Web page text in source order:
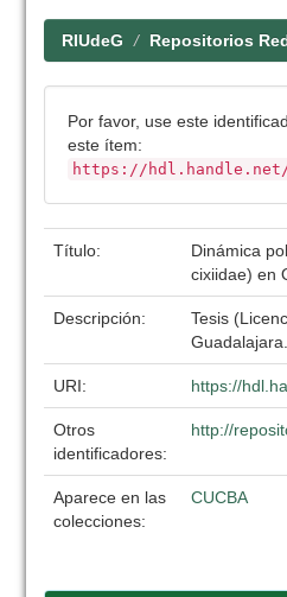
RIUdeG Repositorios
Por favor, use este
este ítem:
https://hdl.handle.net/
Título:
Dinámica
cixiidae) en
Descripción:
Tesis
URI: https://
Otros
identificadores:
http://
Aparece en las
colecciones:
CUCBA